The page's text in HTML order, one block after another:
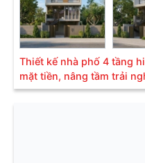
Thiết kế nhà phố 4 tầng
mặt tiền, nâng tầm trải